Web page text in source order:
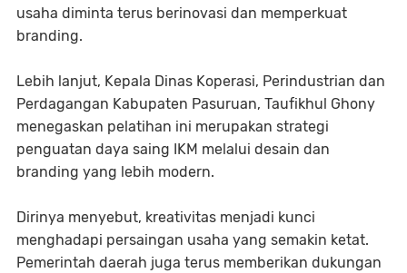
usaha diminta terus berinovasi dan memperkuat
branding.
Lebih lanjut, Kepala Dinas Koperasi, Perindustrian dan
Perdagangan Kabupaten Pasuruan, Taufikhul Ghony
menegaskan pelatihan ini merupakan strategi
penguatan daya saing IKM melalui desain dan
branding yang lebih modern.
Dirinya menyebut, kreativitas menjadi kunci
menghadapi persaingan usaha yang semakin ketat.
Pemerintah daerah juga terus memberikan dukungan